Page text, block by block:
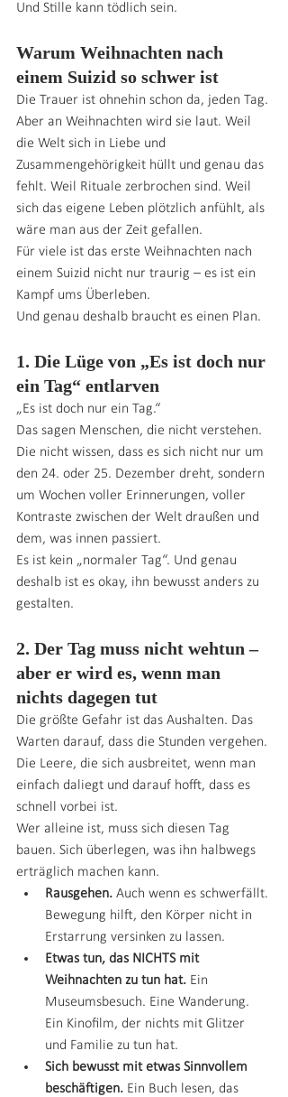
Und Stille kann tödlich sein.
Warum Weihnachten nach
einem Suizid so schwer ist
Die Trauer ist ohnehin schon da, jeden Tag.
Aber an Weihnachten wird sie laut. Weil
die Welt sich in Liebe und
Zusammengehörigkeit hüllt und genau das
fehlt. Weil Rituale zerbrochen sind. Weil
sich das eigene Leben plötzlich anfühlt, als
wäre man aus der Zeit gefallen.
Für viele ist das erste Weihnachten nach
einem Suizid nicht nur traurig – es ist ein
Kampf ums Überleben.
Und genau deshalb braucht es einen Plan.
1. Die Lüge von „Es ist doch nur
ein Tag“ entlarven
„Es ist doch nur ein Tag.“
Das sagen Menschen, die nicht verstehen.
Die nicht wissen, dass es sich nicht nur um
den 24. oder 25. Dezember dreht, sondern
um Wochen voller Erinnerungen, voller
Kontraste zwischen der Welt draußen und
dem, was innen passiert.
Es ist kein „normaler Tag“. Und genau
deshalb ist es okay, ihn bewusst anders zu
gestalten.
2. Der Tag muss nicht wehtun –
aber er wird es, wenn man
nichts dagegen tut
Die größte Gefahr ist das Aushalten. Das
Warten darauf, dass die Stunden vergehen.
Die Leere, die sich ausbreitet, wenn man
einfach daliegt und darauf hofft, dass es
schnell vorbei ist.
Wer alleine ist, muss sich diesen Tag
bauen. Sich überlegen, was ihn halbwegs
erträglich machen kann.
Rausgehen. Auch wenn es schwerfällt.
Bewegung hilft, den Körper nicht in
Erstarrung versinken zu lassen.
Etwas tun, das NICHTS mit
Weihnachten zu tun hat. Ein
Museumsbesuch. Eine Wanderung.
Ein Kinofilm, der nichts mit Glitzer
und Familie zu tun hat.
Sich bewusst mit etwas Sinnvollem
beschäftigen. Ein Buch lesen, das